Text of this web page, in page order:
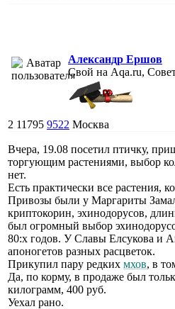
Александр Ершов
Свой на Aqa.ru,
2 11795 9522 Москва
Вчера, 19.08 посетил птичку,
торгующим растениями, выбор
нет.
Есть практически все растения,
Привозы были у Маргариты
криптокорин, эхинодорусов,
был огромный выбор
80:х годов. У Славы Елсукова и
апоногетов разных расцветок.
Прикупил пару редких мхов, в
Да, по корму, в продаже был
килограмм, 400 руб.
Уехал рано.